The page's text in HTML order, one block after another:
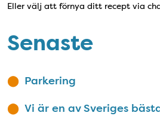
Eller välj att förnya ditt recept via
Senaste
Parkering
Vi är en av Sveriges